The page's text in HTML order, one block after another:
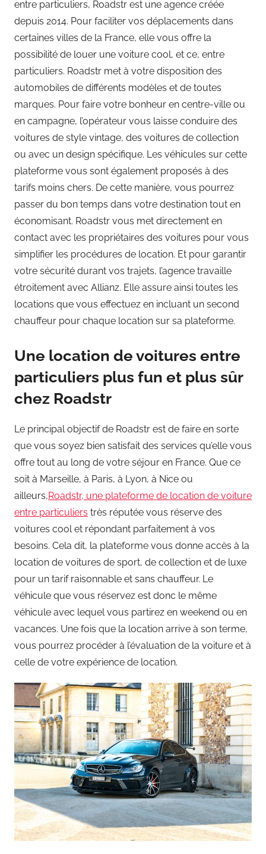
entre particuliers, Roadstr est une agence créée
depuis 2014. Pour faciliter vos déplacements dans
certaines villes de la France, elle vous offre la
possibilité de louer une voiture cool, et ce, entre
particuliers. Roadstr met à votre disposition des
automobiles de différents modèles et de toutes
marques. Pour faire votre bonheur en centre-ville ou
en campagne, l’opérateur vous laisse conduire des
voitures de style vintage, des voitures de collection
ou avec un design spécifique. Les véhicules sur cette
plateforme vous sont également proposés à des
tarifs moins chers. De cette manière, vous pourrez
passer du bon temps dans votre destination tout en
économisant. Roadstr vous met directement en
contact avec les propriétaires des voitures pour vous
simplifier les procédures de location. Et pour garantir
votre sécurité durant vos trajets, l’agence travaille
étroitement avec Allianz. Elle assure ainsi toutes les
locations que vous effectuez en incluant un second
chauffeur pour chaque location sur sa plateforme.
Une location de voitures entre
particuliers plus fun et plus sûr
chez Roadstr
Le principal objectif de Roadstr est de faire en sorte
que vous soyez bien satisfait des services qu’elle vous
offre tout au long de votre séjour en France. Que ce
soit à Marseille, à Paris, à Lyon, à Nice ou
ailleurs,Roadstr, une plateforme de location de voiture
entre particuliers très réputée vous réserve des
voitures cool et répondant parfaitement à vos
besoins. Cela dit, la plateforme vous donne accès à la
location de voitures de sport, de collection et de luxe
pour un tarif raisonnable et sans chauffeur. Le
véhicule que vous réservez est donc le même
véhicule avec lequel vous partirez en weekend ou en
vacances. Une fois que la location arrive à son terme,
vous pourrez procéder à l’évaluation de la voiture et à
celle de votre expérience de location.